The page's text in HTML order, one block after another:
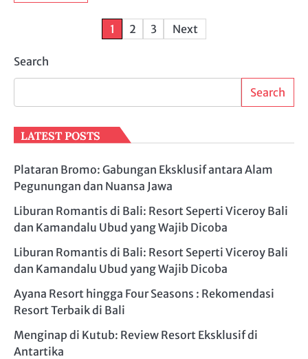
pagination
1 2 3 Next
Search
Search
LATEST POSTS
Plataran Bromo: Gabungan Eksklusif antara Alam
Pegunungan dan Nuansa Jawa
Liburan Romantis di Bali: Resort Seperti Viceroy Bali
dan Kamandalu Ubud yang Wajib Dicoba
Liburan Romantis di Bali: Resort Seperti Viceroy Bali
dan Kamandalu Ubud yang Wajib Dicoba
Ayana Resort hingga Four Seasons : Rekomendasi
Resort Terbaik di Bali
Menginap di Kutub: Review Resort Eksklusif di
Antartika